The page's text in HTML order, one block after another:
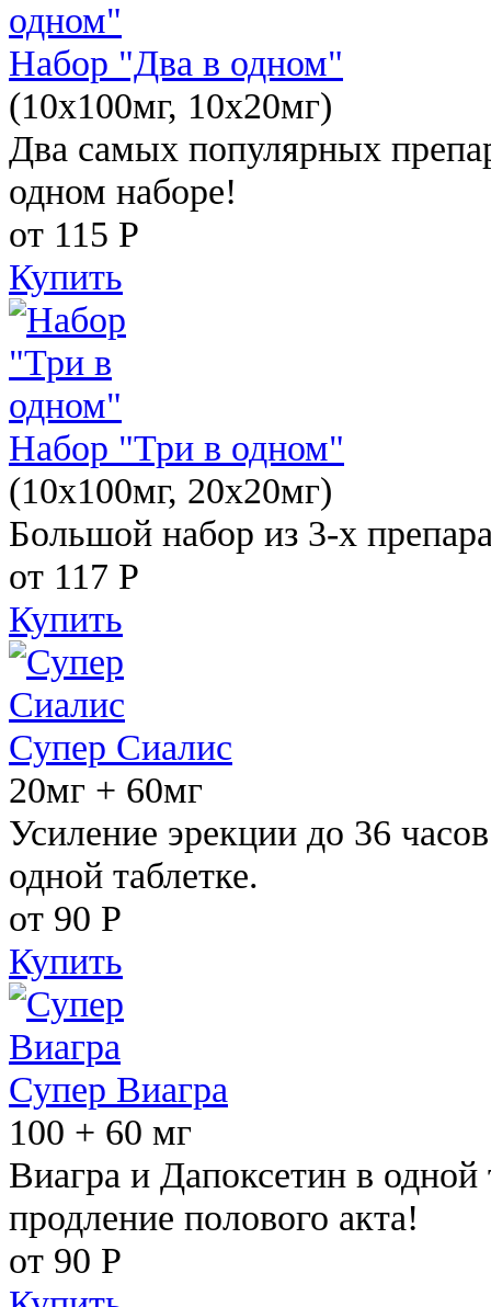
Набор "Два в одном"
(10x100мг, 10x20мг)
Два самых популярных
одном наборе!
от 115 Р
Купить
Набор "Три в одном"
(10x100мг, 20x20мг)
Большой набор из 3-х
от 117 Р
Купить
Супер Сиалис
20мг + 60мг
Усиление эрекции до 36
одной таблетке.
от 90 Р
Купить
Супер Виагра
100 + 60 мг
Виагра и Дапоксетин в одной
продление полового акта!
от 90 Р